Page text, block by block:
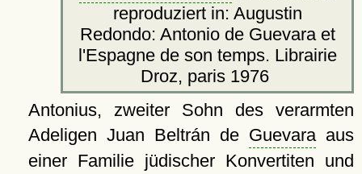
reproduziert in: Augustin
Redondo: Antonio de Guevara et
l'Espagne de son temps. Librairie
Droz, paris 1976
Antonius, zweiter Sohn des verarmten
Adeligen Juan Beltrán de Guevaraaus
einer Familie jüdischer Konvertiten und